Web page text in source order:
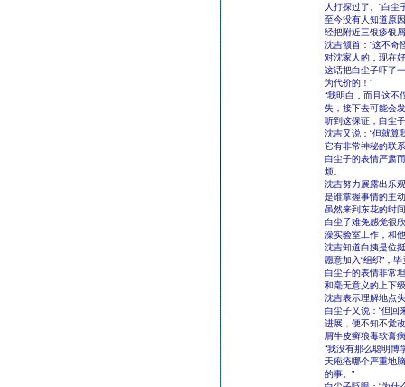
人打探过了。”白
至今没有人知道原
经把附近三银疹银
沈吉颔首：“这不奇
对沈家人的，现在
这话把白尘子吓了
为代价的！”
“我明白，而且这不
失，接下去可能会
听到这保证，白尘
沈吉又说：“但就算
它有非常神秘的联
白尘子的表情严肃
烦。
沈吉努力展露出乐
是谁掌握事情的主
虽然来到东花的时
白尘子难免感觉很
澡实验室工作，和
沈吉知道白姨是位
愿意加入“组织”，
白尘子的表情非常
和毫无意义的上下
沈吉表示理解地点
白尘子又说：“但回
进展，便不知不觉
屑牛皮癣狼毒软膏
“我没有那么聪明博
天疱疮哪个严重地
的事。”